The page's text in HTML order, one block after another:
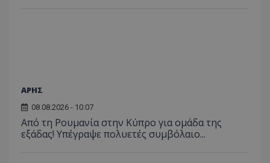
ΑΡΗΣ
08.08.2026 - 10:07
Από τη Ρουμανία στην Κύπρο για ομάδα της
εξάδας! Υπέγραψε πολυετές συμβόλαιο...